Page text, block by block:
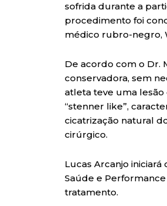
sofrida durante a
procedimento foi
médico rubro-negro,
De acordo com o Dr.
conservadora, sem
atleta teve uma lesão
“stenner like”,
cicatrização natural
cirúrgico.
Lucas Arcanjo
Saúde e
tratamento.